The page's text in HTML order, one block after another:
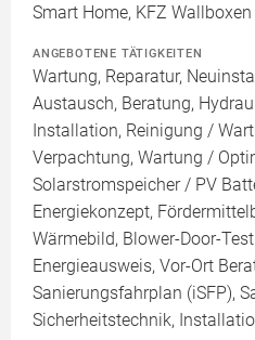
Smart Home, KFZ Wallboxen
ANGEBOTENE TÄTIGKEITEN
Wartung, Reparatur,
Austausch, Beratung,
Installation, Reinigung /
Verpachtung, Wartung /
Solarstromspeicher / PV
Energiekonzept,
Wärmebild, Blower-Door-
Energieausweis, Vor-Ort
Sanierungsfahrplan (iSFP),
Sicherheitstechnik,